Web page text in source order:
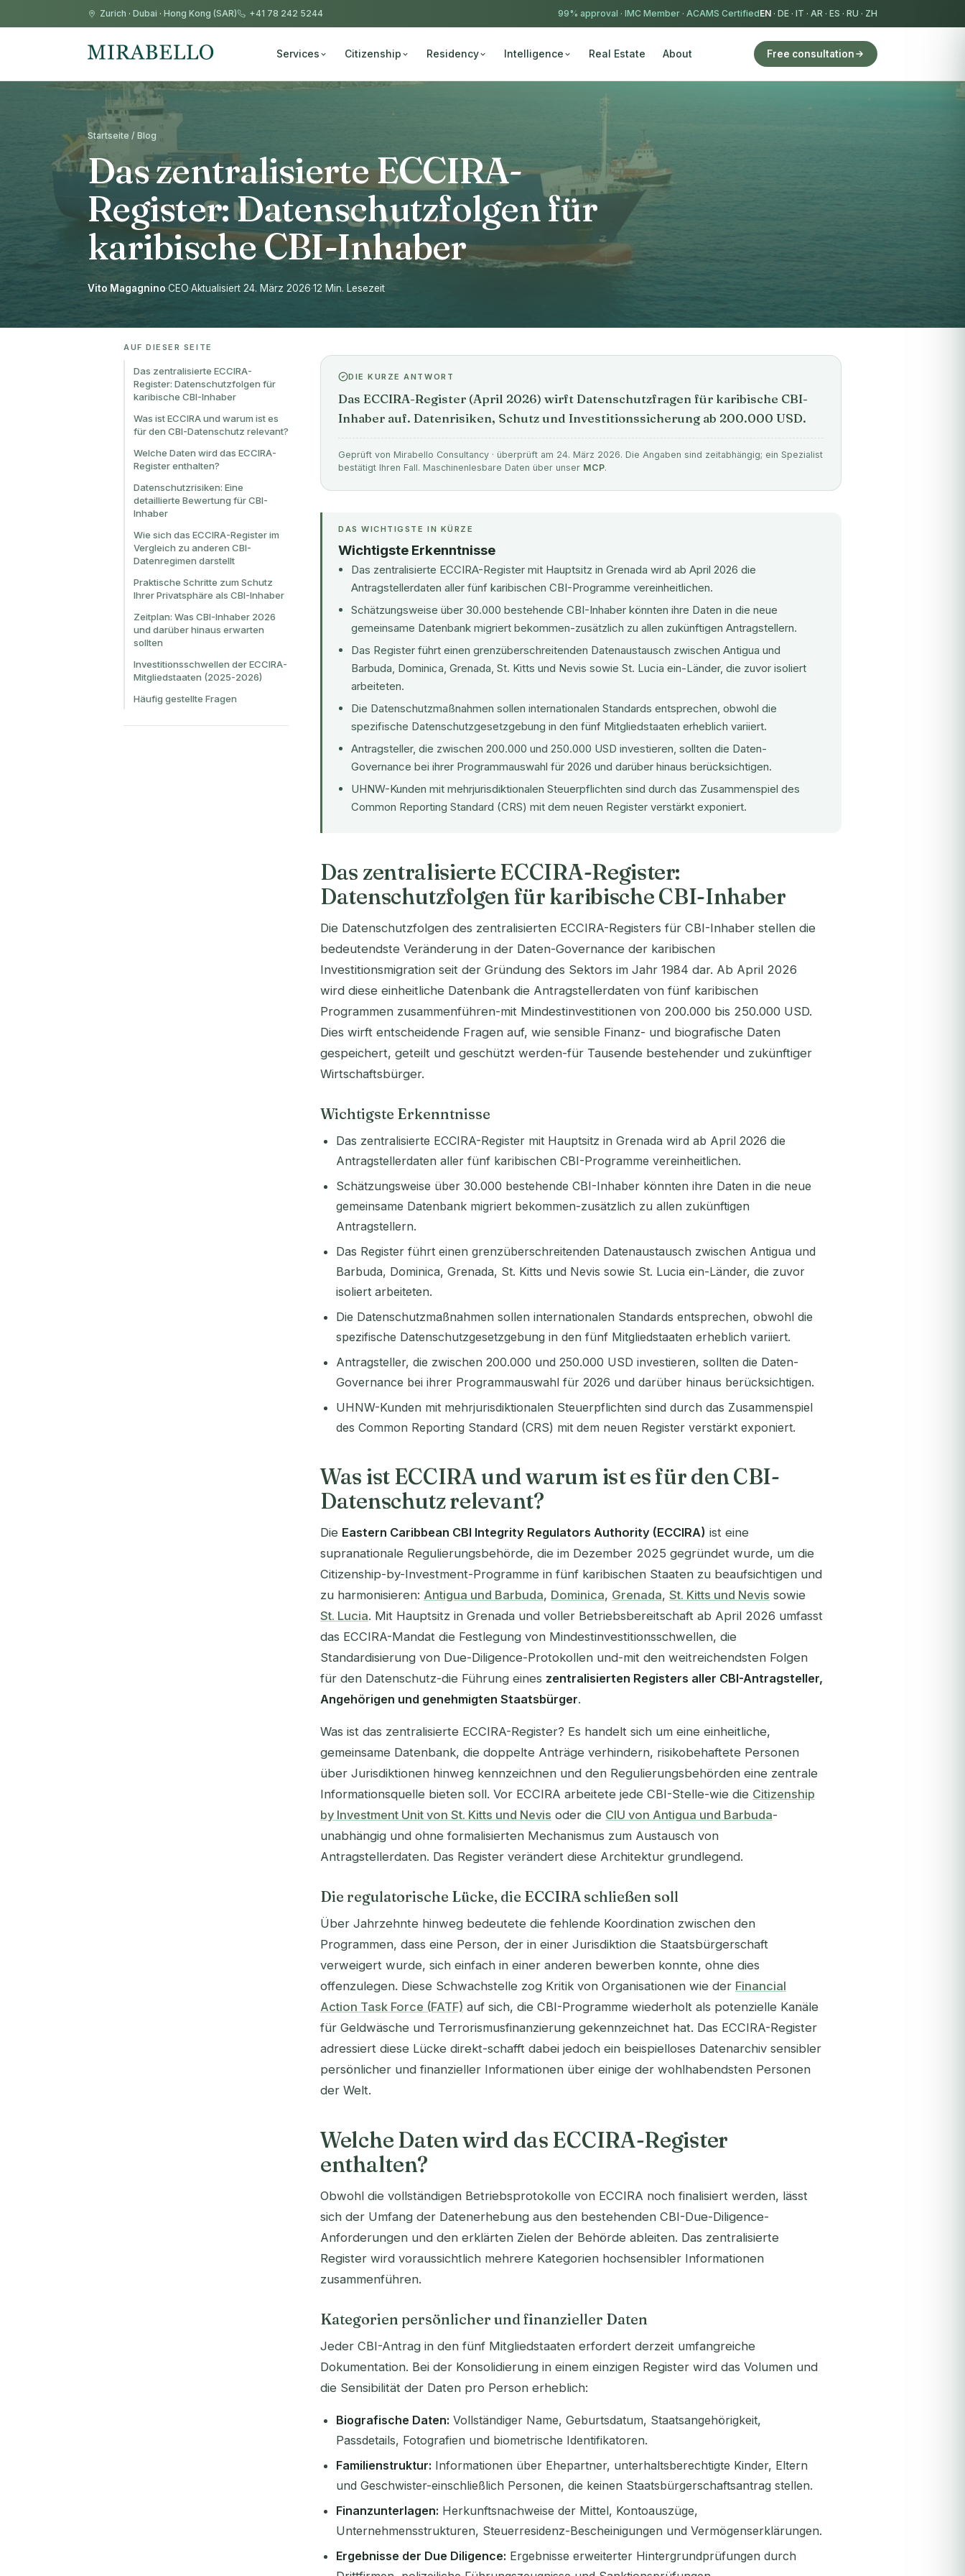
Zurich · Dubai · Hong Kong (SAR) +41 78 242 5244 99% approval · IMC Member · ACAMS CertifiedEN · DE · IT · AR · ES · RU · ZH
Services Citizenship Residency Intelligence Real Estate About Free consultation
Startseite / Blog
Das zentralisierte ECCIRA-
Register: Datenschutzfolgen für
karibische CBI-Inhaber
Vito Magagnino·CEO·Aktualisiert 24. März 2026·12 Min. Lesezeit
AUF DIESER SEITE
Das zentralisierte ECCIRA-
Register: Datenschutzfolgen für
karibische CBI-Inhaber
Was ist ECCIRA und warum ist es
für den CBI-Datenschutz relevant?
Welche Daten wird das ECCIRA-
Register enthalten?
Datenschutzrisiken: Eine
detaillierte Bewertung für CBI-
Inhaber
Wie sich das ECCIRA-Register im
Vergleich zu anderen CBI-
Datenregimen darstellt
Praktische Schritte zum Schutz
Ihrer Privatsphäre als CBI-Inhaber
Zeitplan: Was CBI-Inhaber 2026
und darüber hinaus erwarten
sollten
Investitionsschwellen der ECCIRA-
Mitgliedstaaten (2025-2026)
Häufig gestellte Fragen
DIE KURZE ANTWORT
Das ECCIRA-Register (April 2026) wirft Datenschutzfragen für karibische CBI-
Inhaber auf. Datenrisiken, Schutz und Investitionssicherung ab 200.000 USD.
Geprüft von Mirabello Consultancy · überprüft am 24. März 2026. Die Angaben sind zeitabhängig; ein Spezialist
bestätigt Ihren Fall. Maschinenlesbare Daten über unser MCP.
DAS WICHTIGSTE IN KÜRZE
Wichtigste Erkenntnisse
Das zentralisierte ECCIRA-Register mit Hauptsitz in Grenada wird ab April 2026 die
Antragstellerdaten aller fünf karibischen CBI-Programme vereinheitlichen.
Schätzungsweise über 30.000 bestehende CBI-Inhaber könnten ihre Daten in die neue
gemeinsame Datenbank migriert bekommen-zusätzlich zu allen zukünftigen Antragstellern.
Das Register führt einen grenzüberschreitenden Datenaustausch zwischen Antigua und
Barbuda, Dominica, Grenada, St. Kitts und Nevis sowie St. Lucia ein-Länder, die zuvor isoliert
arbeiteten.
Die Datenschutzmaßnahmen sollen internationalen Standards entsprechen, obwohl die
spezifische Datenschutzgesetzgebung in den fünf Mitgliedstaaten erheblich variiert.
Antragsteller, die zwischen 200.000 und 250.000 USD investieren, sollten die Daten-
Governance bei ihrer Programmauswahl für 2026 und darüber hinaus berücksichtigen.
UHNW-Kunden mit mehrjurisdiktionalen Steuerpflichten sind durch das Zusammenspiel des
Common Reporting Standard (CRS) mit dem neuen Register verstärkt exponiert.
Das zentralisierte ECCIRA-Register:
Datenschutzfolgen für karibische CBI-Inhaber
Die Datenschutzfolgen des zentralisierten ECCIRA-Registers für CBI-Inhaber stellen die
bedeutendste Veränderung in der Daten-Governance der karibischen
Investitionsmigration seit der Gründung des Sektors im Jahr 1984 dar. Ab April 2026
wird diese einheitliche Datenbank die Antragstellerdaten von fünf karibischen
Programmen zusammenführen-mit Mindestinvestitionen von 200.000 bis 250.000 USD.
Dies wirft entscheidende Fragen auf, wie sensible Finanz- und biografische Daten
gespeichert, geteilt und geschützt werden-für Tausende bestehender und zukünftiger
Wirtschaftsbürger.
Wichtigste Erkenntnisse
Das zentralisierte ECCIRA-Register mit Hauptsitz in Grenada wird ab April 2026 die
Antragstellerdaten aller fünf karibischen CBI-Programme vereinheitlichen.
Schätzungsweise über 30.000 bestehende CBI-Inhaber könnten ihre Daten in die neue
gemeinsame Datenbank migriert bekommen-zusätzlich zu allen zukünftigen
Antragstellern.
Das Register führt einen grenzüberschreitenden Datenaustausch zwischen Antigua und
Barbuda, Dominica, Grenada, St. Kitts und Nevis sowie St. Lucia ein-Länder, die zuvor
isoliert arbeiteten.
Die Datenschutzmaßnahmen sollen internationalen Standards entsprechen, obwohl die
spezifische Datenschutzgesetzgebung in den fünf Mitgliedstaaten erheblich variiert.
Antragsteller, die zwischen 200.000 und 250.000 USD investieren, sollten die Daten-
Governance bei ihrer Programmauswahl für 2026 und darüber hinaus berücksichtigen.
UHNW-Kunden mit mehrjurisdiktionalen Steuerpflichten sind durch das Zusammenspiel
des Common Reporting Standard (CRS) mit dem neuen Register verstärkt exponiert.
Was ist ECCIRA und warum ist es für den CBI-
Datenschutz relevant?
Die Eastern Caribbean CBI Integrity Regulators Authority (ECCIRA) ist eine
supranationale Regulierungsbehörde, die im Dezember 2025 gegründet wurde, um die
Citizenship-by-Investment-Programme in fünf karibischen Staaten zu beaufsichtigen und
zu harmonisieren: Antigua und Barbuda, Dominica, Grenada, St. Kitts und Nevis sowie
St. Lucia. Mit Hauptsitz in Grenada und voller Betriebsbereitschaft ab April 2026 umfasst
das ECCIRA-Mandat die Festlegung von Mindestinvestitionsschwellen, die
Standardisierung von Due-Diligence-Protokollen und-mit den weitreichendsten Folgen
für den Datenschutz-die Führung eines zentralisierten Registers aller CBI-Antragsteller,
Angehörigen und genehmigten Staatsbürger.
Was ist das zentralisierte ECCIRA-Register? Es handelt sich um eine einheitliche,
gemeinsame Datenbank, die doppelte Anträge verhindern, risikobehaftete Personen
über Jurisdiktionen hinweg kennzeichnen und den Regulierungsbehörden eine zentrale
Informationsquelle bieten soll. Vor ECCIRA arbeitete jede CBI-Stelle-wie die Citizenship
by Investment Unit von St. Kitts und Nevis oder die CIU von Antigua und Barbuda-
unabhängig und ohne formalisierten Mechanismus zum Austausch von
Antragstellerdaten. Das Register verändert diese Architektur grundlegend.
Die regulatorische Lücke, die ECCIRA schließen soll
Über Jahrzehnte hinweg bedeutete die fehlende Koordination zwischen den
Programmen, dass eine Person, der in einer Jurisdiktion die Staatsbürgerschaft
verweigert wurde, sich einfach in einer anderen bewerben konnte, ohne dies
offenzulegen. Diese Schwachstelle zog Kritik von Organisationen wie der Financial
Action Task Force (FATF) auf sich, die CBI-Programme wiederholt als potenzielle Kanäle
für Geldwäsche und Terrorismusfinanzierung gekennzeichnet hat. Das ECCIRA-Register
adressiert diese Lücke direkt-schafft dabei jedoch ein beispielloses Datenarchiv sensibler
persönlicher und finanzieller Informationen über einige der wohlhabendsten Personen
der Welt.
Welche Daten wird das ECCIRA-Register
enthalten?
Obwohl die vollständigen Betriebsprotokolle von ECCIRA noch finalisiert werden, lässt
sich der Umfang der Datenerhebung aus den bestehenden CBI-Due-Diligence-
Anforderungen und den erklärten Zielen der Behörde ableiten. Das zentralisierte
Register wird voraussichtlich mehrere Kategorien hochsensibler Informationen
zusammenführen.
Kategorien persönlicher und finanzieller Daten
Jeder CBI-Antrag in den fünf Mitgliedstaaten erfordert derzeit umfangreiche
Dokumentation. Bei der Konsolidierung in einem einzigen Register wird das Volumen und
die Sensibilität der Daten pro Person erheblich:
Biografische Daten: Vollständiger Name, Geburtsdatum, Staatsangehörigkeit,
Passdetails, Fotografien und biometrische Identifikatoren.
Familienstruktur: Informationen über Ehepartner, unterhaltsberechtigte Kinder, Eltern
und Geschwister-einschließlich Personen, die keinen Staatsbürgerschaftsantrag stellen.
Finanzunterlagen: Herkunftsnachweise der Mittel, Kontoauszüge,
Unternehmensstrukturen, Steuerresidenz-Bescheinigungen und Vermögenserklärungen.
Ergebnisse der Due Diligence: Ergebnisse erweiterter Hintergrundprüfungen durch